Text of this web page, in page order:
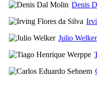
Denis
Julio Welker